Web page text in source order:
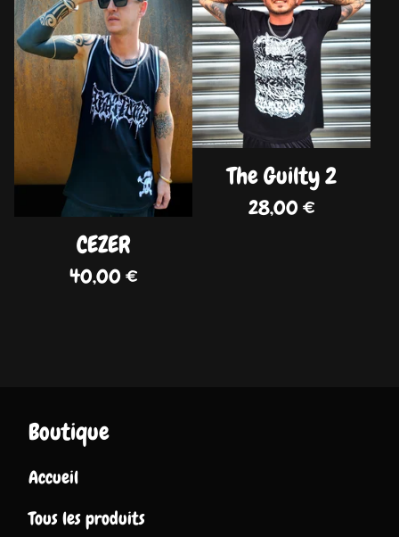
CEZER
40,00€
The Guilty 2
28,00€
Boutique
Accueil
Tous les produits